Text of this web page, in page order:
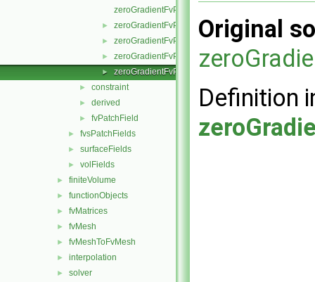
zeroGradientFvPatchField.C
► zeroGradientFvPatchField.H
► zeroGradientFvPatchFields.C
► zeroGradientFvPatchFields.H
► zeroGradientFvPatchFieldsFwd.H
► constraint
► derived
► fvPatchField
► fvsPatchFields
► surfaceFields
► volFields
► finiteVolume
► functionObjects
► fvMatrices
► fvMesh
► fvMeshToFvMesh
► interpolation
► solver
Original
Definition